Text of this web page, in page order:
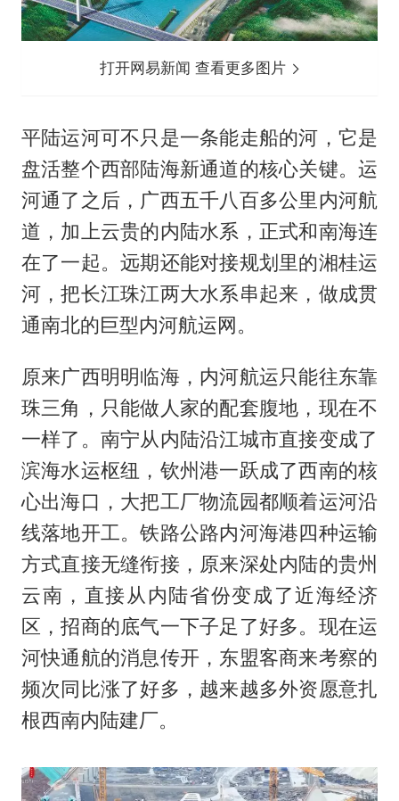
打开网易新闻 查看更多图片
平陆运河可不只是一条能走船的河，它是
盘活整个西部陆海新通道的核心关键。运
河通了之后，广西五千八百多公里内河航
道，加上云贵的内陆水系，正式和南海连
在了一起。远期还能对接规划里的湘桂运
河，把长江珠江两大水系串起来，做成贯
通南北的巨型内河航运网。
原来广西明明临海，内河航运只能往东靠
珠三角，只能做人家的配套腹地，现在不
一样了。南宁从内陆沿江城市直接变成了
滨海水运枢纽，钦州港一跃成了西南的核
心出海口，大把工厂物流园都顺着运河沿
线落地开工。铁路公路内河海港四种运输
方式直接无缝衔接，原来深处内陆的贵州
云南，直接从内陆省份变成了近海经济
区，招商的底气一下子足了好多。现在运
河快通航的消息传开，东盟客商来考察的
频次同比涨了好多，越来越多外资愿意扎
根西南内陆建厂。